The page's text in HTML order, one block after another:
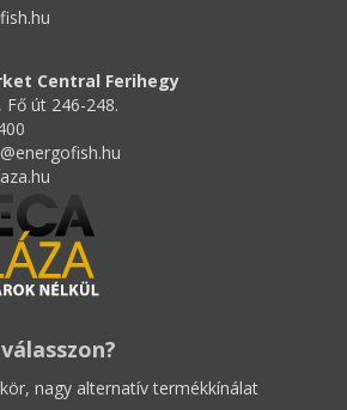
Central Ferihegy
Fő út 246-248.
nagy alternatív termékkínálat